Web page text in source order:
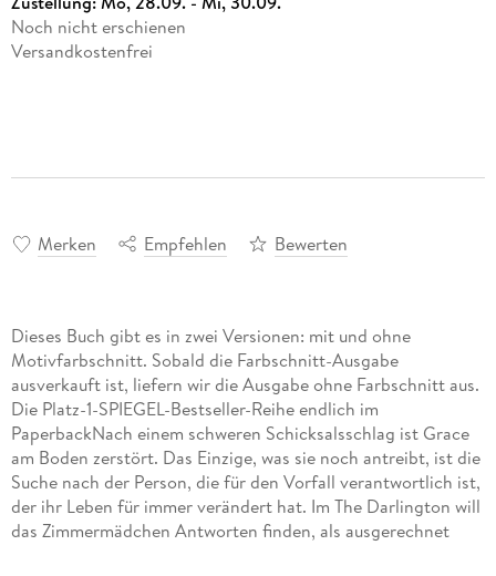
Noch nicht erschienen
Versandkostenfrei
Merken Empfehlen Bewerten
Dieses Buch gibt es in zwei Versionen: mit und ohne
Motivfarbschnitt. Sobald die Farbschnitt-Ausgabe
ausverkauft ist, liefern wir die Ausgabe ohne Farbschnitt aus.
Die Platz-1-SPIEGEL-Bestseller-Reihe endlich im
PaperbackNach einem schweren Schicksalsschlag ist Grace
am Boden zerstört. Das Einzige, was sie noch antreibt, ist die
Suche nach der Person, die für den Vorfall verantwortlich ist,
der ihr Leben für immer verändert hat. Im The Darlington will
das Zimmermädchen Antworten finden, als ausgerechnet